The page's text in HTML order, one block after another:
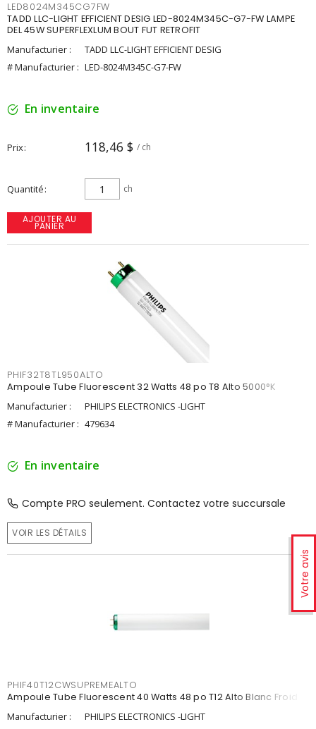
Votre avis
LED8024M345CG7FW
TADD LLC-LIGHT EFFICIENT DESIG LED-8024M345C-G7-FW LAMPE
DEL 45W SUPERFLEXLUM BOUT FUT RETROFIT
Manufacturier :
TADD LLC-LIGHT EFFICIENT DESIG
# Manufacturier : LED-8024M345C-G7-FW
En inventaire
Prix 118,46 $ / ch
Quantité ch
AJOUTER AU
PANIER
PHIF32T8TL950ALTO
Ampoule Tube Fluorescent 32 Watts 48 po T8 Alto 5000°K
Manufacturier :
PHILIPS ELECTRONICS -LIGHT
# Manufacturier : 479634
En inventaire
Compte PRO seulement. Contactez votre succursale
VOIR LES DÉTAILS
PHIF40T12CWSUPREMEALTO
Ampoule Tube Fluorescent 40 Watts 48 po T12 Alto Blanc Froid
Manufacturier :
PHILIPS ELECTRONICS -LIGHT